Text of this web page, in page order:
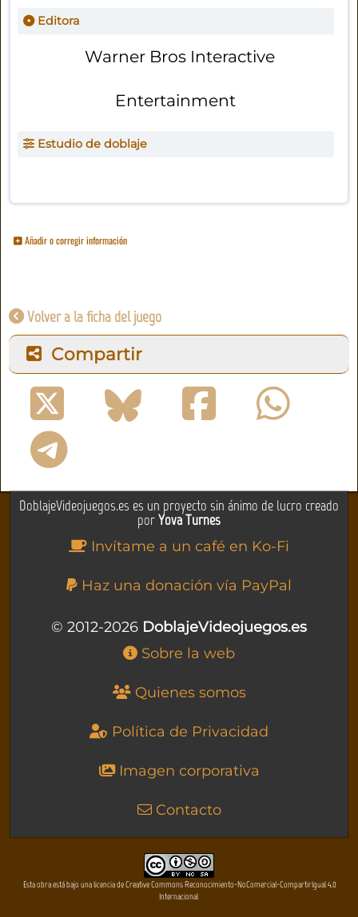
Editora
Warner Bros Interactive
Entertainment
Estudio de doblaje
Añadir o corregir información
Volver a la ficha del juego
Compartir
DoblajeVideojuegos.es es un proyecto sin ánimo de lucro creado
porYova Turnes
Invítame a un café en Ko-Fi
Haz una donación vía PayPal
© 2012-2026 DoblajeVideojuegos.es
Sobre la web
Quienes somos
Política de Privacidad
Imagen corporativa
Contacto
Esta obra está bajo una licencia de Creative Commons Reconocimiento-NoComercial-CompartirIgual 4.0
Internacional